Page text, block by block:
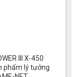
III X-450
phẩm lý tưởng